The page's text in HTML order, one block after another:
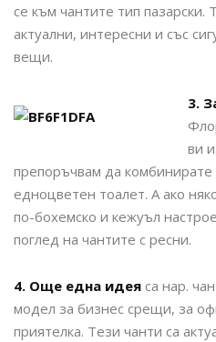
се към чантите тип пазарски.
актуални, интересни и със
вещи.
3.
ви
препоръчвам да комбинирате
едноцветен тоалет. А ако
по-бохемско и кежуъл
поглед на чантите с ресни.
4. Още една идея са нар.
модел за бизнес срещи, за
приятелка. Тези чанти са